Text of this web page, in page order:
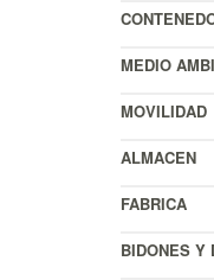
MEDIO
MOVILIDAD
ALMACEN
FABRICA
BIDONES Y